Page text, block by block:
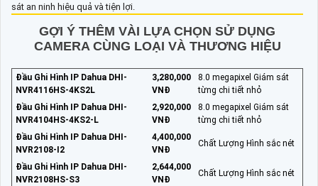
sát an ninh hiệu quả và tiện lợi.
GỢI Ý THÊM VÀI LỰA CHỌN SỬ DỤNG
CAMERA CÙNG LOẠI VÀ THƯƠNG HIỆU
Đầu Ghi Hình IP Dahua DHI-
NVR4116HS-4KS2L
3,280,000
VNĐ
8.0 megapixel Giám sát
từng chi tiết nhỏ
Đầu Ghi Hình IP Dahua DHI-
NVR4104HS-4KS2-L
2,920,000
VNĐ
8.0 megapixel Giám sát
từng chi tiết nhỏ
Đầu Ghi Hình IP Dahua DHI-
NVR2108-I2
4,400,000
VNĐ
Chất Lượng Hình sắc nét
Đầu Ghi Hình IP Dahua DHI-
NVR2108HS-S3
2,644,000
VNĐ
Chất Lượng Hình sắc nét